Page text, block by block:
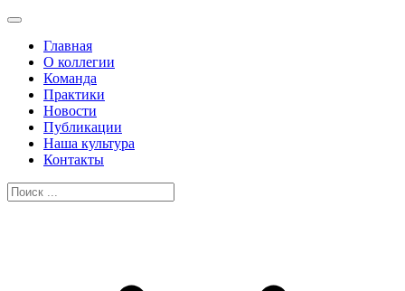
Главная
О коллегии
Команда
Практики
Новости
Публикации
Наша культура
Контакты